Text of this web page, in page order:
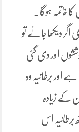
خاتمہ ہوگا۔
دیکھا جائے تو
اور دی گئی
اور برطانیہ وہ
کے زیادہ
اس